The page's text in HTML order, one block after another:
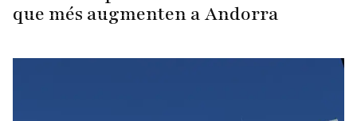
que més augmenten a Andorra